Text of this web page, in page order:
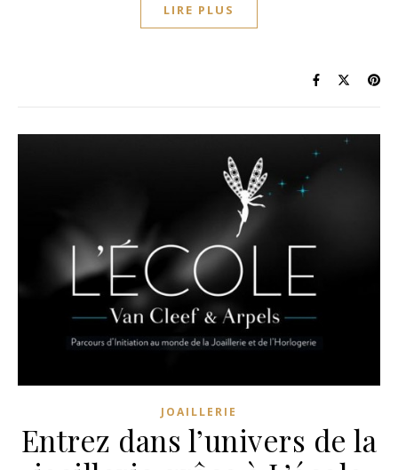
LIRE PLUS
JOAILLERIE
Entrez dans l’univers de la